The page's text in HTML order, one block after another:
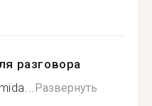
разговора
Развернуть